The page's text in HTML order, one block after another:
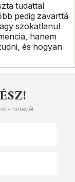
tudattal
pedig zavarttá
szokatlanul
hanem
és hogyan
- hírlevél